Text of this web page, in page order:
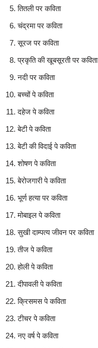
तितली पर कविता
चंद्रमा पर कविता
सूरज पर कविता
प्रकृति की खूबसूरती पर कविता
नदी पर कविता
बच्चों पे कविता
दहेज पे कविता
बेटी पे कविता
बेटी की विदाई पे कविता
शोषण पे कविता
बेरोजगारी पे कविता
भूर्ण हत्या पर कविता
मोबाइल पे कविता
सुखी दाम्पत्य जीवन पर कविता
तीज पे कविता
होली पे कविता
दीपावली पे कविता
क्रिसमस पे कविता
टीचर पे कविता
नए वर्ष पे कविता